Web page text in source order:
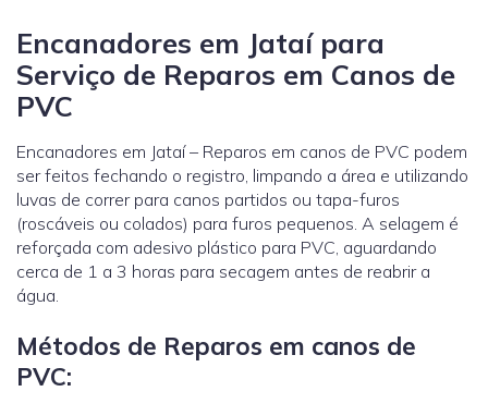
Encanadores em Jataí para
Serviço de Reparos em Canos de
PVC
Encanadores em Jataí – Reparos em canos de PVC podem
ser feitos fechando o registro, limpando a área e utilizando
luvas de correr para canos partidos ou tapa-furos
(roscáveis ou colados) para furos pequenos. A selagem é
reforçada com adesivo plástico para PVC, aguardando
cerca de 1 a 3 horas para secagem antes de reabrir a
água.
Métodos de Reparos em canos de
PVC: